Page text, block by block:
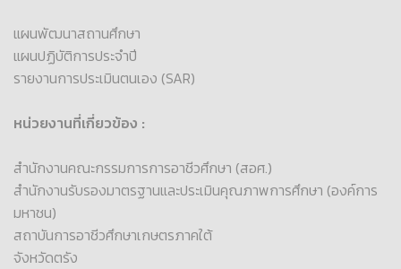
แผนพัฒนาสถานศึกษา
แผนปฏิบัติการประจำปี
รายงานการประเมินตนเอง (SAR)
หน่วยงานที่เกี่ยวข้อง :
สำนักงานคณะกรรมการการอาชีวศึกษา (สอศ.)
สำนักงานรับรองมาตรฐานและประเมินคุณภาพการศึกษา (องค์การ
มหาชน)
สถาบันการอาชีวศึกษาเกษตรภาคใต้
จังหวัดตรัง